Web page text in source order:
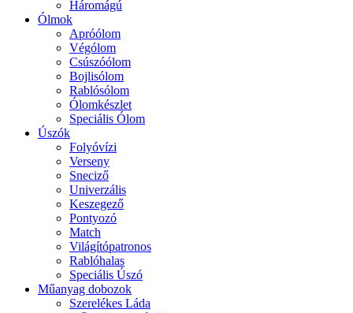
Háromágú
Ólmok
Apróólom
Végólom
Csúszóólom
Bojlisólom
Rablósólom
Ólomkészlet
Speciális Ólom
Úszók
Folyóvízi
Verseny
Sneciző
Univerzális
Keszegező
Pontyozó
Match
Világítópatronos
Rablóhalas
Speciális Úszó
Műanyag dobozok
Szerelékes Láda